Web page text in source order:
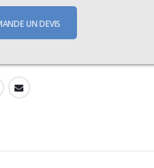
UN DEVIS